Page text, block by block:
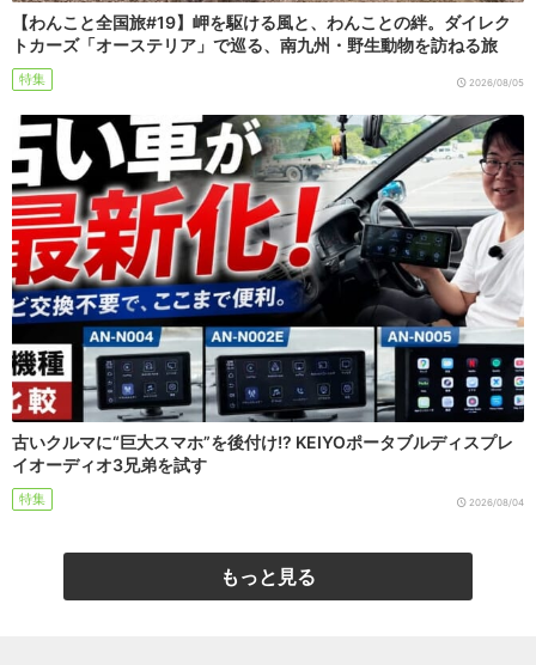
【わんこと全国旅#19】岬を駆ける風と、わんことの絆。ダイレク
トカーズ「オーステリア」で巡る、南九州・野生動物を訪ねる旅
特集 2026/08/05
古いクルマに“巨大スマホ”を後付け!? KEIYOポータブルディスプレ
イオーディオ3兄弟を試す
特集 2026/08/04
もっと見る